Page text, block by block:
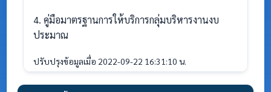
4. คู่มือมาตรฐานการให้บริการกลุ่มบริหารงานงบ
ประมาณ
ปรับปรุงข้อมูลเมื่อ 2022-09-22 16:31:10 น.